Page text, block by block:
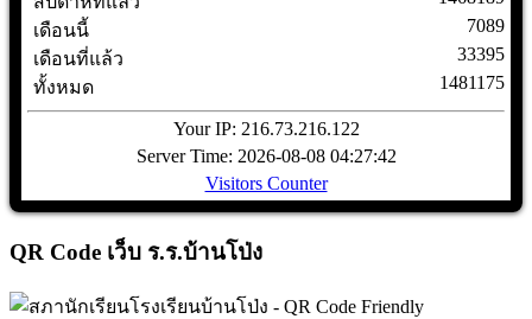
เดือนนี้
เดือนที่แล้ว
ทั้งหมด
7089
33395
1481175
Your IP: 216.73.216.122
Server Time: 2026-08-08 04:27:42
Visitors Counter
QR Code เว็บ ร.ร.บ้านโป่ง